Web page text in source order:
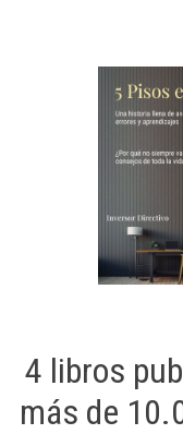
4 libros
más de